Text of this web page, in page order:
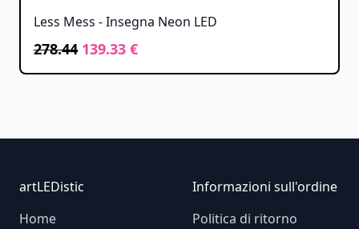
Less Mess - Insegna Neon LED
278.44 139.33 €
Footer
artLEDistic
Home
Informazioni sull'ordine
Politica di ritorno